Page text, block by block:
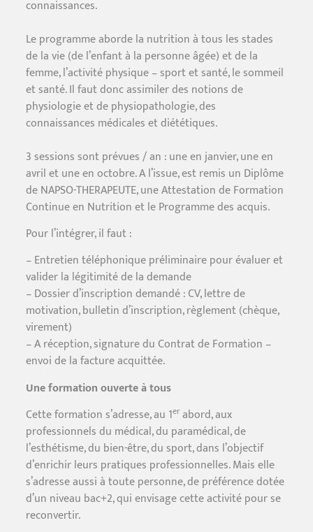
connaissances.
Le programme aborde la nutrition à tous les stades
de la vie (de l’enfant à la personne âgée) et de la
femme, l’activité physique – sport et santé, le sommeil
et santé. Il faut donc assimiler des notions de
physiologie et de physiopathologie, des
connaissances médicales et diététiques.
3 sessions sont prévues / an : une en janvier, une en
avril et une en octobre. A l’issue, est remis un Diplôme
de NAPSO-THERAPEUTE, une Attestation de Formation
Continue en Nutrition et le Programme des acquis.
Pour l’intégrer, il faut :
– Entretien téléphonique préliminaire pour évaluer et
valider la légitimité de la demande
– Dossier d’inscription demandé : CV, lettre de
motivation, bulletin d’inscription, règlement (chèque,
virement)
– A réception, signature du Contrat de Formation –
envoi de la facture acquittée.
Une formation ouverte à tous
Cette formation s’adresse, au 1erabord, aux
professionnels du médical, du paramédical, de
l’esthétisme, du bien-être, du sport, dans l’objectif
d’enrichir leurs pratiques professionnelles. Mais elle
s’adresse aussi à toute personne, de préférence dotée
d’un niveau bac+2, qui envisage cette activité pour se
reconvertir.